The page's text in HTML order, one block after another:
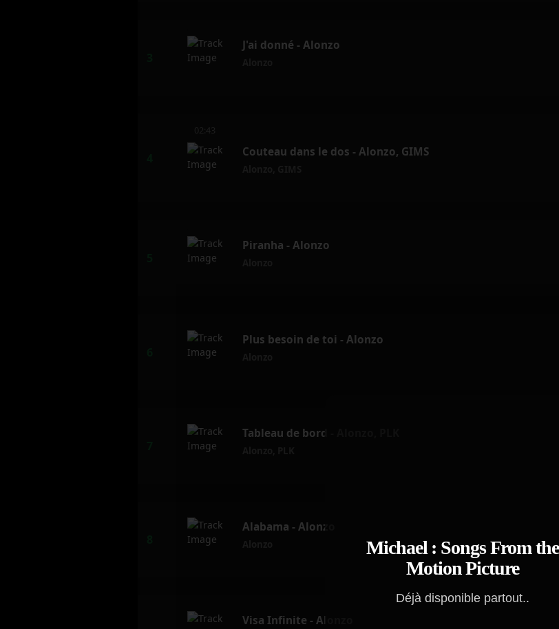
J'ai donné - Alonzo
02:43
Couteau dans le dos - Alonzo, GIMS
Piranha - Alonzo
Plus besoin de toi - Alonzo
Tableau de bord - Alonzo, PLK
Alabama - Alonzo
Visa Infinite - Alonzo
Michael : Songs From the
Motion Picture
Déjà disponible partout..